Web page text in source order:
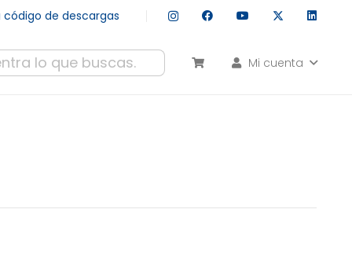
código de descargas
Mi cuenta